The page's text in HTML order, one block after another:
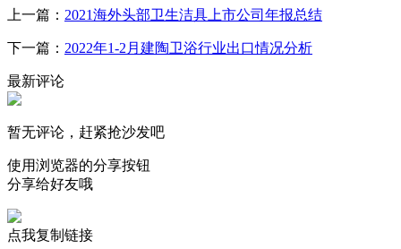
上一篇： 2021海外头部卫生洁具上市公司年报总结
下一篇： 2022年1-2月建陶卫浴行业出口情况分析
最新评论
暂无评论，赶紧抢沙发吧
使用浏览器的分享按钮
分享给好友哦
点我复制链接